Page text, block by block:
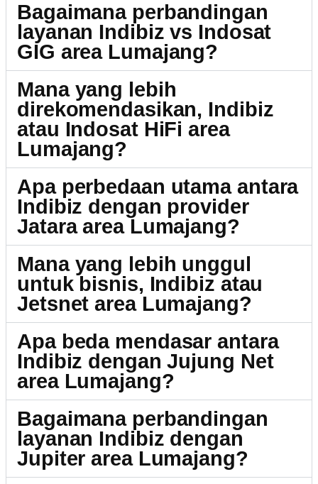
Bagaimana perbandingan
layanan Indibiz vs Indosat
GIG area Lumajang?
Mana yang lebih
direkomendasikan, Indibiz
atau Indosat HiFi area
Lumajang?
Apa perbedaan utama antara
Indibiz dengan provider
Jatara area Lumajang?
Mana yang lebih unggul
untuk bisnis, Indibiz atau
Jetsnet area Lumajang?
Apa beda mendasar antara
Indibiz dengan Jujung Net
area Lumajang?
Bagaimana perbandingan
layanan Indibiz dengan
Jupiter area Lumajang?